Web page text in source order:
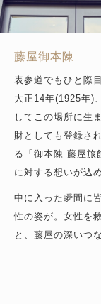
藤屋御本陳
表参道でもひと際
大正14年(1925年)
してこの場所に生
財としても登録さ
る「御本陳 藤屋旅
に対する想いが込
中に入った瞬間に
性の姿が。 女性を
と、藤屋の深いつ